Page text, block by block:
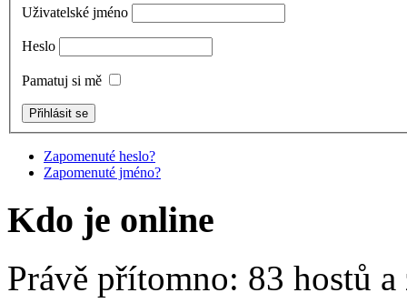
Uživatelské jméno
Heslo
Pamatuj si mě
Zapomenuté heslo?
Zapomenuté jméno?
Kdo je online
Právě přítomno: 83 hostů a